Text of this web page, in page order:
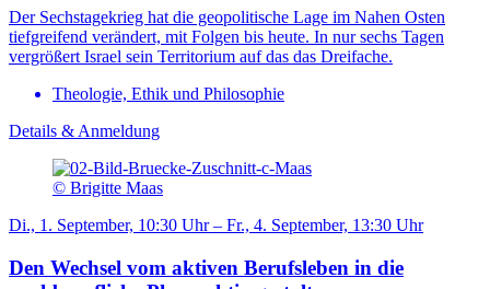
Der Sechstagekrieg hat die geopolitische Lage im Nahen Osten
tiefgreifend verändert, mit Folgen bis heute. In nur sechs Tagen
vergrößert Israel sein Territorium auf das das Dreifache.
Theologie, Ethik und Philosophie
Details & Anmeldung
© Brigitte Maas
Di., 1. September, 10:30 Uhr – Fr., 4. September, 13:30 Uhr
Den Wechsel vom aktiven Berufsleben in die